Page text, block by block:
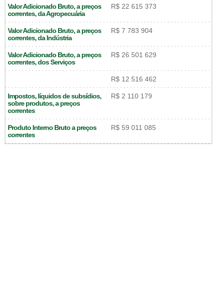
Valor Adicionado Bruto, a preços
correntes, da Agropecuária
R$ 22 615 373
Valor Adicionado Bruto, a preços
correntes, da Indústria
R$ 7 783 904
Valor Adicionado Bruto, a preços
correntes, dos Serviços
R$ 26 501 629
R$ 12 516 462
Impostos, líquidos de subsídios,
sobre produtos, a preços
correntes
R$ 2 110 179
Produto Interno Bruto a preços
correntes
R$ 59 011 085